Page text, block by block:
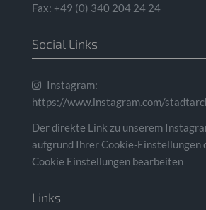
Fax: +49 (0) 340 204 24 24
Social Links
Instagram:
https://www.instagram.com/
Der direkte Link zu unserem
aufgrund Ihrer Cookie-Einstellungen
Cookie Einstellungen bearbeiten
Links